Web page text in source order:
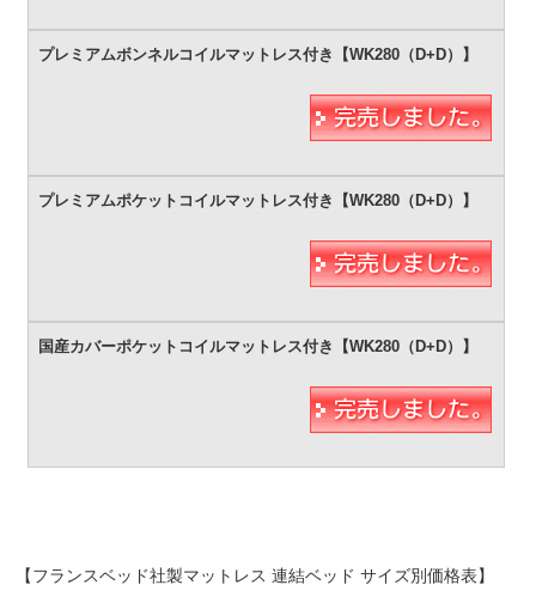
【フランスベッド社製マットレス 連結ベッド サイズ別価格表】